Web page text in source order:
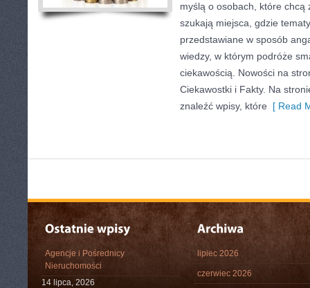
myślą o osobach, które chcą
szukają miejsca, gdzie
przedstawiane w sposób
wiedzy, w którym podróże
ciekawością. Nowości na
Ciekawostki i Fakty. Na
znaleźć wpisy, które [ Read
Agencje i Pośrednicy
Nieruchomości
14 lipca, 2026
lipiec 2026
czerwiec 2026